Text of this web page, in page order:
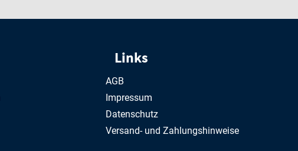
Links
AGB
Impressum
Datenschutz
Versand- und Zahlungshinweise